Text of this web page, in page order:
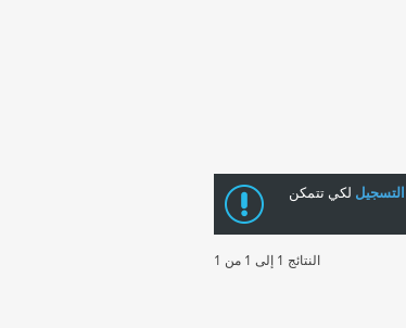
التسجيل لكي تتمكن
النتائج 1 إلى 1 من 1